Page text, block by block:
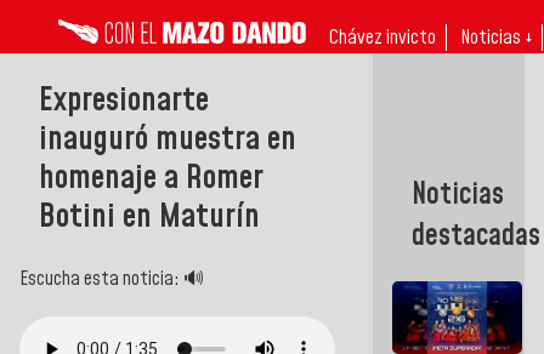
Chávez invicto Noticias ↓
Expresionarte
inauguró muestra en
homenaje a Romer
Botini en Maturín
Escucha esta noticia: 🔊
Noticias
destacadas